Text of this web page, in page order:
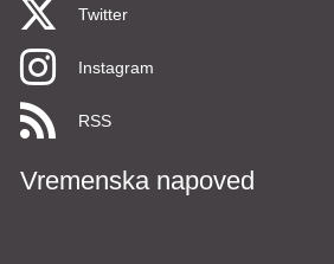
Twitter
Instagram
RSS
Vremenska napoved